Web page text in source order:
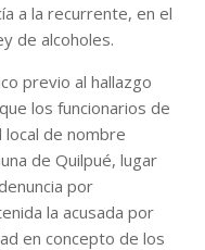
a la recurrente, en el
de alcoholes.
previo al hallazgo
los funcionarios de
local de nombre
de Quilpué, lugar
por
la acusada por
en concepto de los